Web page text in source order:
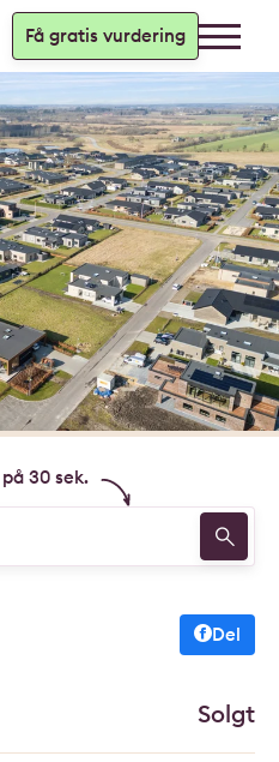
Få gratis vurdering
30 sek.
Del
Solgt